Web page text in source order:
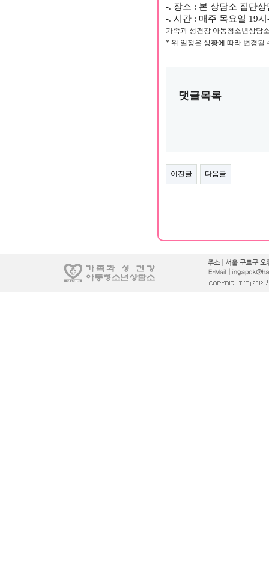
-. 장소 : 본 상담소 집단상
-. 시간 : 매주 목요일 19시
가족과 성건강 아동청소년상담
* 위 일정은 상황에 따라 변경될
댓글목록
이전글 다음글